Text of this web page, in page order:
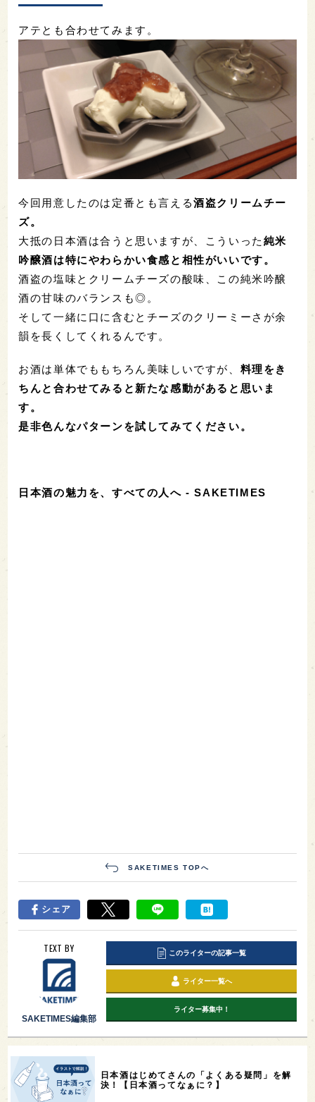
アテとも合わせてみます。
今回用意したのは定番とも言える酒盗クリームチー
ズ。
大抵の日本酒は合うと思いますが、こういった 純米
吟醸酒は特にやわらかい食感と相性がいいです。
酒盗の塩味とクリームチーズの酸味、この純米吟醸
酒の甘味のバランスも◎。
そして一緒に口に含むとチーズのクリーミーさが余
韻を長くしてくれるんです。
お酒は単体でももちろん美味しいですが、 料理をき
ちんと合わせてみると新たな感動があると思いま
す。
是非色んなパターンを試してみてください。
日本酒の魅力を、すべての人へ - SAKETIMES
SAKETIMES TOPへ
シェア
TEXT BY
SAKETIMES編集部
このライターの記事一覧
ライター一覧へ
ライター募集中！
日本酒はじめてさんの「よくある疑問」を解
決！【日本酒ってなぁに？】